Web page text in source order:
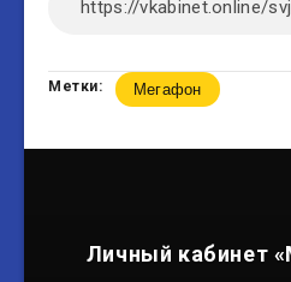
Метки: Мегафон
Личный кабинет